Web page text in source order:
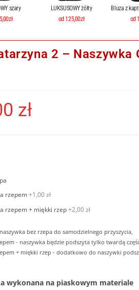
szary
LUKSUSOWY żółty
od 125,00zł
Bluza z
od
2 – Naszywka
zł
rzepem+1,00 zł
rzepem + miękki rzep+2,00 zł
bez rzepa do samodzielnego przyszycia,
- naszywka będzie podszyta tylko twardą
+ miękki rzep - dodatkowo do naszywki
wykonana na piaskowym materiale